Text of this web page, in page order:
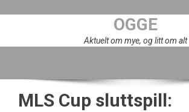
OGGE
Aktuelt om mye, og litt om alt
MLS Cup sluttspill: